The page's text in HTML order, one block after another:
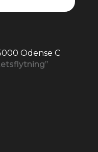
Odense C